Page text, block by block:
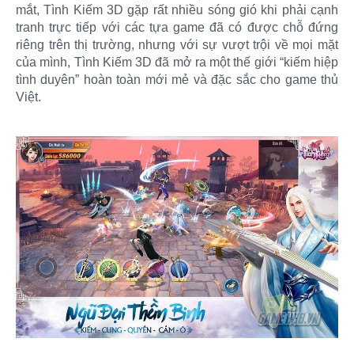
mắt, Tình Kiếm 3D gặp rất nhiều sóng gió khi phải cạnh
tranh trực tiếp với các tựa game đã có được chỗ đứng
riêng trên thị trường, nhưng với sự vượt trội về mọi mặt
của mình, Tình Kiếm 3D đã mở ra một thế giới “kiếm hiệp
tình duyên” hoàn toàn mới mẻ và đặc sắc cho game thủ
Việt.​